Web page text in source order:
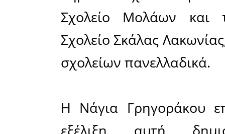
φάση